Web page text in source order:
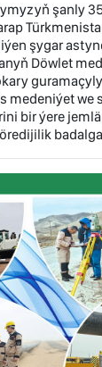
şanly
şygar
Döwlet
medeniýet we
bir ýere